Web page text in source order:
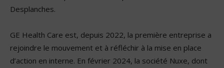
Desplanches.
GE Health Care est, depuis 2022, la première entreprise a
rejoindre le mouvement et à réfléchir à la mise en place
d’action en interne. En février 2024, la société Nuxe, dont